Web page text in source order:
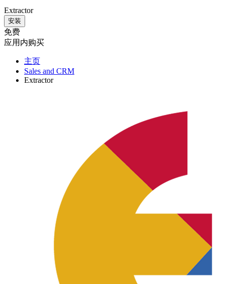
Extractor
安装
免费
应用内购买
主页
Sales and CRM
Extractor